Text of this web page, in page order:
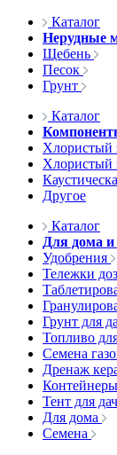
Каталог
Нерудные
Щебень
Песок
Грунт
Каталог
Хлористый
Хлористый
Другое
Каталог
Для дома и
Удобрения
Тележки
Грунт для
Топливо
Семена
Дренаж
Тент для
Для дома
Семена